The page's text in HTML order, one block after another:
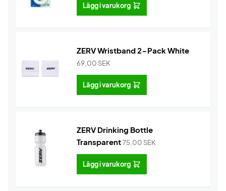
Lägg i varukorg
ZERV Wristband 2-Pack White
69,00 SEK
Lägg i varukorg
ZERV Drinking Bottle
Transparent75,00 SEK
Lägg i varukorg